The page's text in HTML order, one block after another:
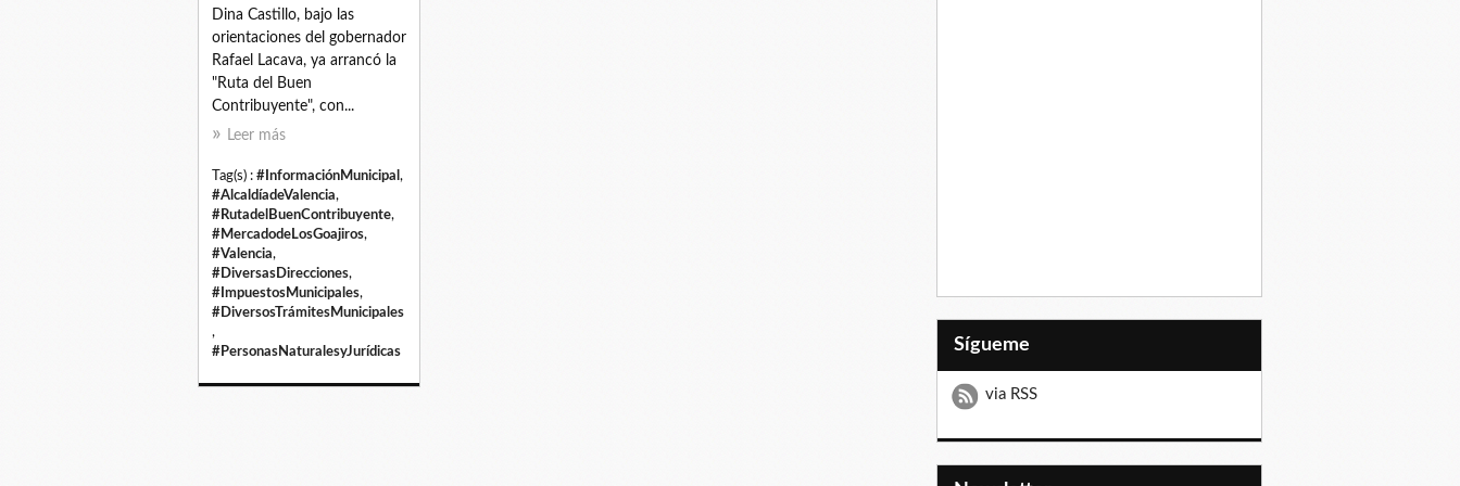
Dina Castillo, bajo las
orientaciones del gobernador
Rafael Lacava, ya arrancó la
"Ruta del Buen
Contribuyente", con...
Leer más
Tag(s) : #InformaciónMunicipal ,
#AlcaldíadeValencia,
#RutadelBuenContribuyente,
#MercadodeLosGoajiros,
#Valencia,
#DiversasDirecciones,
#ImpuestosMunicipales,
#DiversosTrámitesMunicipales
,
#PersonasNaturalesyJurídicas
Sígueme
via RSS